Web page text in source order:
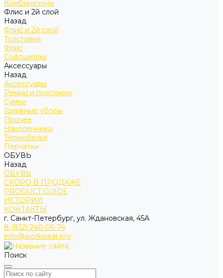
Комбинезоны
Флис и 2й слой
Назад
Флис и 2й слой
Толстовки
Флис
Софтшеллы
Аксессуары
Назад
Аксессуары
Ремни и подтяжки
Сумки
Головные уборы
Прочее
Наколенники
Термобелье
Перчатки
ОБУВЬ
Назад
ОБУВЬ
СКОРО В ПРОДАЖЕ
PRODUCT GUIDE
ИСТОРИИ
КОНТАКТЫ
г. Санкт-Петербург, ул. Ждановская, 45А
8 (812) 240-06-74
info@workwear.pro
Поиск